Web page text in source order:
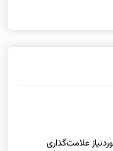
علامت‌گذاری